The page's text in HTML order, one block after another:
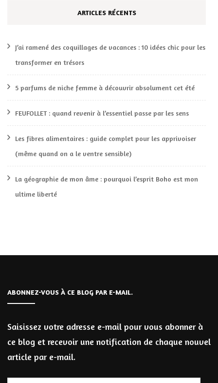
ARTICLES RÉCENTS
J’ai ramené des coquillages de vacances : 10 idées chic pour les
transformer en trésors
5 parfums de niche femme à découvrir absolument cet été
FEUFOLLET : quand revenir à l’essentiel passe par les sens
Les fibres alimentaires : guide complet pour les apprivoiser
(même quand on a le ventre sensible)
La géographie de mon âme : pourquoi l’esprit Boho est mon
ultime liberté
ABONNEZ-VOUS À CE BLOG PAR E-MAIL.
Saisissez votre adresse e-mail pour vous abonner à
ce blog et recevoir une notification de chaque nouvel
article par e-mail.